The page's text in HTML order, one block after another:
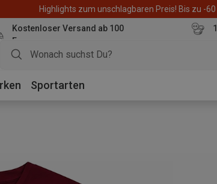
Highlights zum unschlagbaren Preis! Bis zu -
Kostenloser Versand ab 100
Euro
Sportarten